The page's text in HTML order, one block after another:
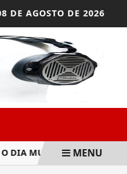
DE AGOSTO DE 2026
MUNICIPAL EMMENU